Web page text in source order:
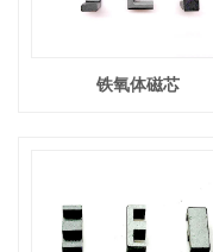
铁氧体磁芯